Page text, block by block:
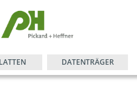
DATENTRÄGER